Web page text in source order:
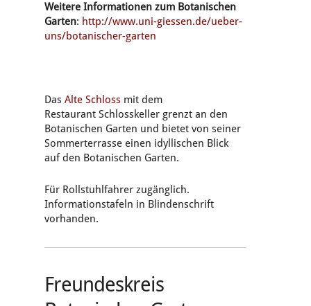
Weitere Informationen zum Botanischen
Garten: http://www.uni-giessen.de/ueber-
uns/botanischer-garten
Das Alte Schloss mit dem
Restaurant Schlosskeller grenzt an den
Botanischen Garten und bietet von seiner
Sommerterrasse einen idyllischen Blick
auf den Botanischen Garten.
Für Rollstuhlfahrer zugänglich.
Informationstafeln in Blindenschrift
vorhanden.
Freundeskreis